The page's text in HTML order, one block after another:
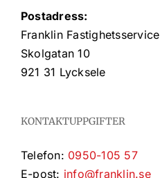
Postadress:
Franklin Fastighetsservice
Skolgatan 10
921 31 Lycksele
KONTAKTUPPGIFTER
Telefon: 0950-105 57
E-post: info@franklin.se